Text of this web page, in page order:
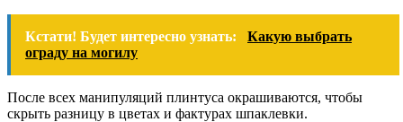
Кстати! Будет интересно узнать:
Какую выбрать
ограду на могилу
После всех манипуляций плинтуса окрашиваются, чтобы
скрыть разницу в цветах и фактурах шпаклевки.